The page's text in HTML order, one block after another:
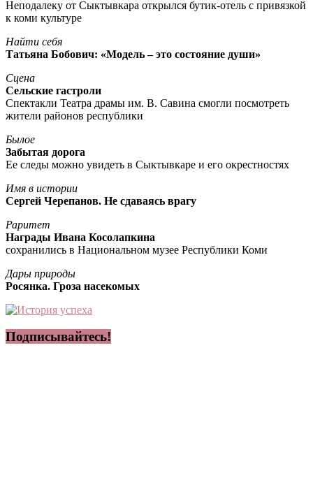
Неподалеку от Сыктывкара открылся бутик-отель с привязкой
к коми культуре
Найти себя
Татьяна Бобович: «Модель – это состояние души»
Сцена
Сельские гастроли
Спектакли Театра драмы им. В. Савина смогли посмотреть
жители районов республики
Былое
Забытая дорога
Ее следы можно увидеть в Сыктывкаре и его окрестностях
Имя в истории
Сергей Черепанов. Не сдаваясь врагу
Раритет
Награды Ивана Косолапкина
сохранились в Национальном музее Республики Коми
Дары природы
Росянка. Гроза насекомых
Подписывайтесь!